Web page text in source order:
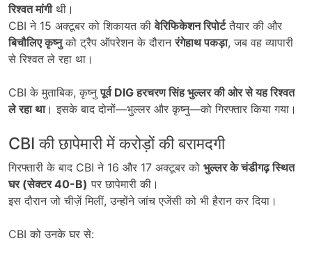
रिश्वत मांगीथी।
CBI ने 15 अक्टूबर को शिकायत कीवेरिफिकेशन रिपोर्टतैयार की और
बिचौलिए कृष्नुको ट्रैप ऑपरेशन के दौरानरंगेहाथ पकड़ा, जब वह व्यापारी
से रिश्वत ले रहा था।
CBI के मुताबिक, कृष्नुपूर्व DIGहरचरण सिंह भुल्लर की ओर से यह रिश्वत
ले रहा था। इसके बाद दोनों—भुल्लर और कृष्नु—को गिरफ्तार किया गया।
CBI की छापेमारी में करोड़ों की बरामदगी
गिरफ्तारी के बाद CBI ने 16 और 17 अक्टूबर को भुल्लर के चंडीगढ़ स्थित
घर (सेक्टर 40-B) पर छापेमारी की।
इस दौरान जो चीज़ें मिलीं, उन्होंने जांच एजेंसी को भी हैरान कर दिया।
CBI को उनके घर से: